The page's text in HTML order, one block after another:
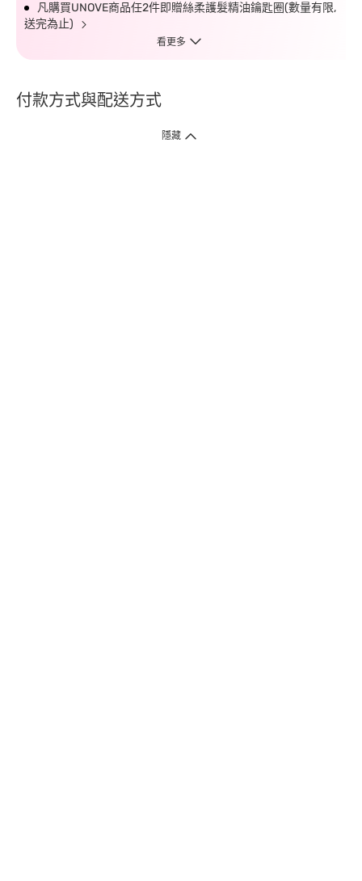
凡購買UNOVE商品任2件即贈絲柔護髮精油鑰匙圈(數量有限,
送完為止)
看更多
付款方式與配送方式
隱藏